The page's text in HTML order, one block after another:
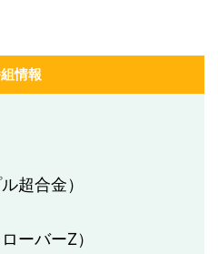
情報
超合金）
ーバーZ）